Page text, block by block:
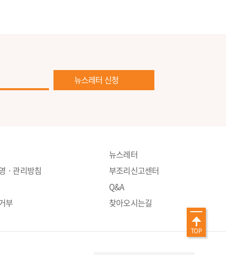
뉴스레터 신청
ㆍ관리방침
부
뉴스레터
부조리신고센터
Q&A
찾아오시는길
TOP